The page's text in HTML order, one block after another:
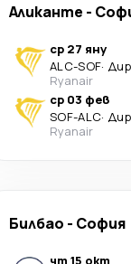
Аликанте -
ср 27 яну
ALC-SOF·
Ryanair
ср 03 фев
SOF-ALC·
Ryanair
Билбао - София
чт 15 окт